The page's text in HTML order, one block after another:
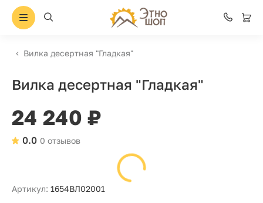
Вилка десертная "Гладкая"
Вилка десертная "Гладкая"
24 240 ₽
0 отзывов
0.0
Артикул: 1654ВЛ02001